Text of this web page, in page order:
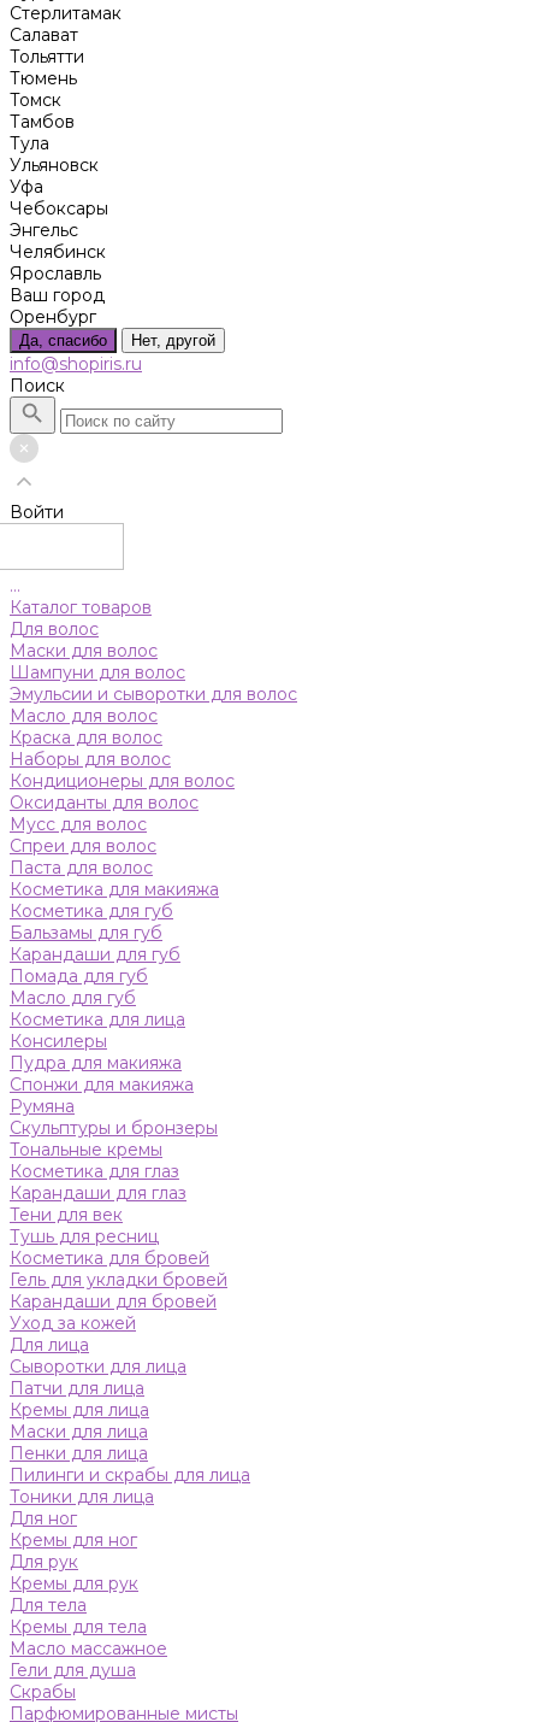
Стерлитамак
Салават
Тольятти
Тюмень
Томск
Тамбов
Тула
Ульяновск
Уфа
Чебоксары
Энгельс
Челябинск
Ярославль
Ваш город
Оренбург
Да, спасибо Нет, другой
info@shopiris.ru
Поиск
Войти
...
Каталог товаров
Для волос
Маски для волос
Шампуни для волос
Эмульсии и сыворотки для волос
Масло для волос
Краска для волос
Наборы для волос
Кондиционеры для волос
Оксиданты для волос
Мусс для волос
Спреи для волос
Паста для волос
Косметика для макияжа
Косметика для губ
Бальзамы для губ
Карандаши для губ
Помада для губ
Масло для губ
Косметика для лица
Консилеры
Пудра для макияжа
Спонжи для макияжа
Румяна
Скульптуры и бронзеры
Тональные кремы
Косметика для глаз
Карандаши для глаз
Тени для век
Тушь для ресниц
Косметика для бровей
Гель для укладки бровей
Карандаши для бровей
Уход за кожей
Для лица
Сыворотки для лица
Патчи для лица
Кремы для лица
Маски для лица
Пенки для лица
Пилинги и скрабы для лица
Тоники для лица
Для ног
Кремы для ног
Для рук
Кремы для рук
Для тела
Кремы для тела
Масло массажное
Гели для душа
Скрабы
Парфюмированные мисты